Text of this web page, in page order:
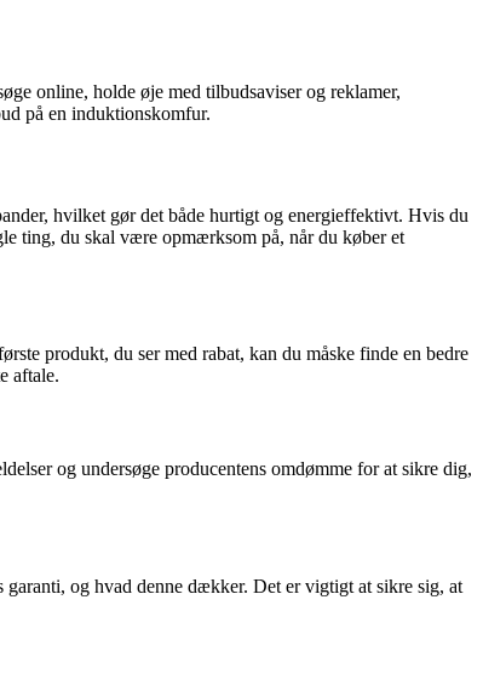
online, holde øje med tilbudsaviser og reklamer,
på en induktionskomfur.
hvilket gør det både hurtigt og energieffektivt. Hvis du
ting, du skal være opmærksom på, når du køber et
produkt, du ser med rabat, kan du måske finde en bedre
aftale.
og undersøge producentens omdømme for at sikre dig,
og hvad denne dækker. Det er vigtigt at sikre sig, at